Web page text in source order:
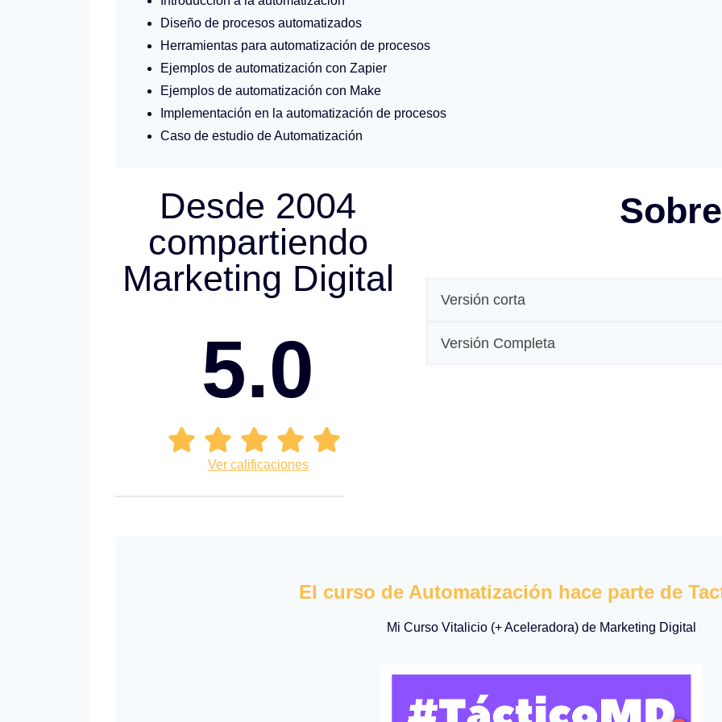
Diseño de procesos automatizados
Herramientas para automatización de procesos
Ejemplos de automatización con Zapier
Ejemplos de automatización con Make
Implementación en la automatización de procesos
Caso de estudio de Automatización
Desde 2004
compartiendo
Marketing Digital
5.0
Ver calificaciones
Versión corta
Versión Completa
El curso de Automatización hace parte de
Mi Curso Vitalicio (+ Aceleradora) de Marketing Digital